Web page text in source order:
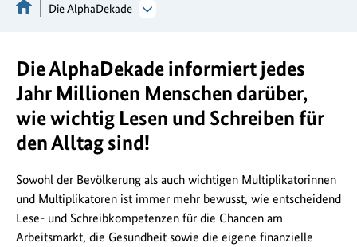
Die AlphaDekade
Die AlphaDekade informiert jedes
Jahr Millionen Menschen darüber,
wie wichtig Lesen und Schreiben für
den Alltag sind!
Sowohl der Bevölkerung als auch wichtigen Multiplikatorinnen
und Multiplikatoren ist immer mehr bewusst, wie entscheidend
Lese- und Schreibkompetenzen für die Chancen am
Arbeitsmarkt, die Gesundheit sowie die eigene finanzielle